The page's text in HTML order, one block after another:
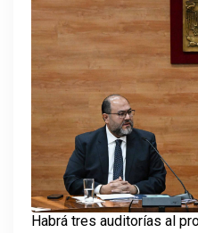
Habrá tres auditorías al